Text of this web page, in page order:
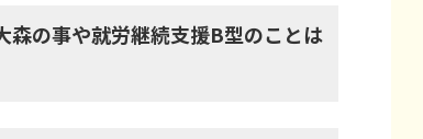
森の事や就労継続支援B型のことは